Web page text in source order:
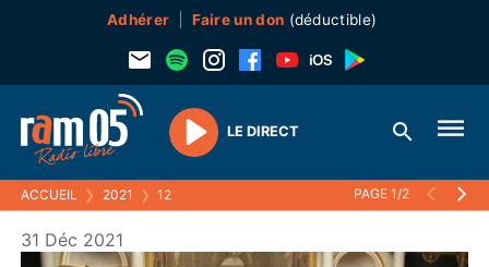
Adhérer Faire un don (déductible)
Play
LE DIRECT
ACCUEIL ❯ 2021 ❯ 12 PAGE 1/2
31 Déc 2021